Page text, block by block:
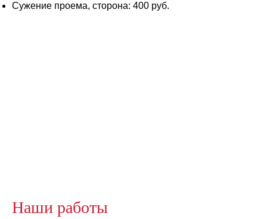
Сужение проема, сторона: 400 руб.
Наши работы